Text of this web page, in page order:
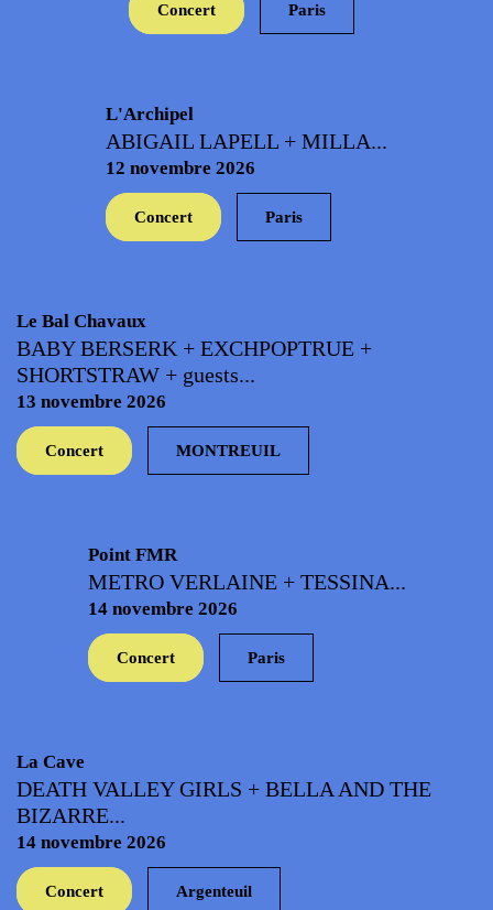
Concert Paris
L'Archipel
ABIGAIL LAPELL + MILLA...
12 novembre 2026
Concert Paris
Le Bal Chavaux
BABY BERSERK + EXCHPOPTRUE +
SHORTSTRAW + guests...
13 novembre 2026
Concert MONTREUIL
Point FMR
METRO VERLAINE + TESSINA...
14 novembre 2026
Concert Paris
La Cave
DEATH VALLEY GIRLS + BELLA AND THE
BIZARRE...
14 novembre 2026
Concert Argenteuil